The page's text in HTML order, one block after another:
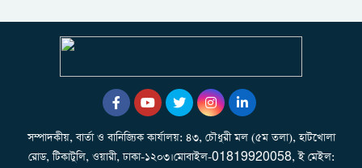
সম্পাদকীয়, বার্তা ও বানিজ্যিক কার্যালয়: ৪৩, চৌধুরী মল (৫ম তলা), হাটখোলা
রোড, টিকাটুলি, ওয়ারী, ঢাকা-১২০৩।মোবাইল-01819920058, ই মেইল: